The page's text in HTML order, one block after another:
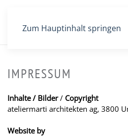
Zum Hauptinhalt springen
IMPRESSUM
Inhalte / Bilder/ Copyright
ateliermarti architekten ag, 3800
Website by